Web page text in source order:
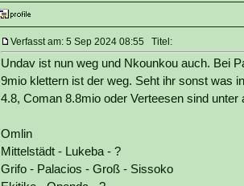
Verfasst am: 5 Sep 2024 08:55 Titel:
Undav ist nun weg und Nkounkou auch. Bei
9mio klettern ist der weg. Seht ihr sonst was
4.8, Coman 8.8mio oder Verteesen sind unter
Omlin
Mittelstädt - Lukeba - ?
Grifo - Palacios - Groß - Sissoko